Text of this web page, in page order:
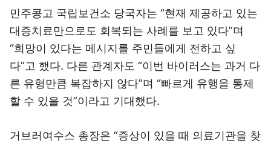
민주콩고 국립보건소 당국자는 “현재 제공하고 있는
대증치료만으로도 회복되는 사례를 보고 있다”며
“희망이 있다는 메시지를 주민들에게 전하고 싶
다”고 했다. 다른 관계자도 “이번 바이러스는 과거 다
른 유형만큼 복잡하지 않다”며 “빠르게 유행을 통제
할 수 있을 것”이라고 기대했다.
거브러여수스 총장은 “증상이 있을 때 의료기관을 찾